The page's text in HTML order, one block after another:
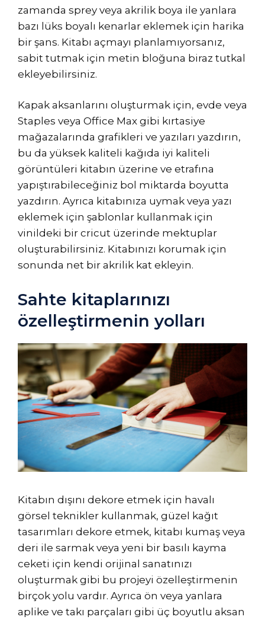
zamanda sprey veya akrilik boya ile yanlara
bazı lüks boyalı kenarlar eklemek için harika
bir şans. Kitabı açmayı planlamıyorsanız,
sabit tutmak için metin bloğuna biraz tutkal
ekleyebilirsiniz.
Kapak aksanlarını oluşturmak için, evde veya
Staples veya Office Max gibi kırtasiye
mağazalarında grafikleri ve yazıları yazdırın,
bu da yüksek kaliteli kağıda iyi kaliteli
görüntüleri kitabın üzerine ve etrafına
yapıştırabileceğiniz bol miktarda boyutta
yazdırın. Ayrıca kitabınıza uymak veya yazı
eklemek için şablonlar kullanmak için
vinildeki bir cricut üzerinde mektuplar
oluşturabilirsiniz. Kitabınızı korumak için
sonunda net bir akrilik kat ekleyin.
Sahte kitaplarınızı
özelleştirmenin yolları
Kitabın dışını dekore etmek için havalı
görsel teknikler kullanmak, güzel kağıt
tasarımları dekore etmek, kitabı kumaş veya
deri ile sarmak veya yeni bir basılı kayma
ceketi için kendi orijinal sanatınızı
oluşturmak gibi bu projeyi özelleştirmenin
birçok yolu vardır. Ayrıca ön veya yanlara
aplike ve takı parçaları gibi üç boyutlu aksan